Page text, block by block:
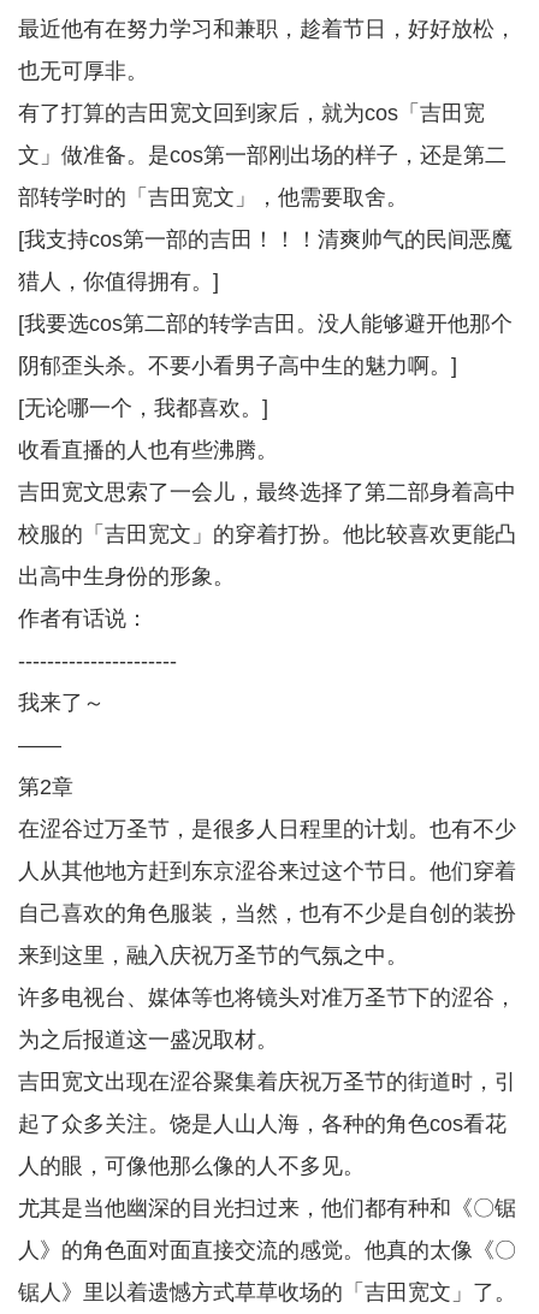
最近他有在努力学习和兼职，趁着节日，好好放松，
也无可厚非。
有了打算的吉田宽文回到家后，就为cos「吉田宽
文」做准备。是cos第一部刚出场的样子，还是第二
部转学时的「吉田宽文」，他需要取舍。
[我支持cos第一部的吉田！！！清爽帅气的民间恶魔
猎人，你值得拥有。]
[我要选cos第二部的转学吉田。没人能够避开他那个
阴郁歪头杀。不要小看男子高中生的魅力啊。]
[无论哪一个，我都喜欢。]
收看直播的人也有些沸腾。
吉田宽文思索了一会儿，最终选择了第二部身着高中
校服的「吉田宽文」的穿着打扮。他比较喜欢更能凸
出高中生身份的形象。
作者有话说：
----------------------
我来了～
——
第2章
在涩谷过万圣节，是很多人日程里的计划。也有不少
人从其他地方赶到东京涩谷来过这个节日。他们穿着
自己喜欢的角色服装，当然，也有不少是自创的装扮
来到这里，融入庆祝万圣节的气氛之中。
许多电视台、媒体等也将镜头对准万圣节下的涩谷，
为之后报道这一盛况取材。
吉田宽文出现在涩谷聚集着庆祝万圣节的街道时，引
起了众多关注。饶是人山人海，各种的角色cos看花
人的眼，可像他那么像的人不多见。
尤其是当他幽深的目光扫过来，他们都有种和《〇锯
人》的角色面对面直接交流的感觉。他真的太像《〇
锯人》里以着遗憾方式草草收场的「吉田宽文」了。